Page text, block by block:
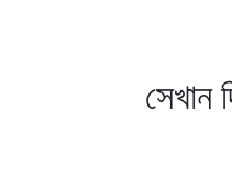
সেখান